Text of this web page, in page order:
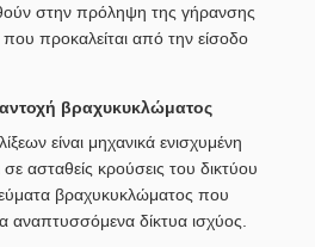
στην πρόληψη της γήρανσης
προκαλείται από την είσοδο
βραχυκυκλώματος
είναι μηχανικά ενισχυμένη
σε ασταθείς κρούσεις του δικτύου
βραχυκυκλώματος που
αναπτυσσόμενα δίκτυα ισχύος.